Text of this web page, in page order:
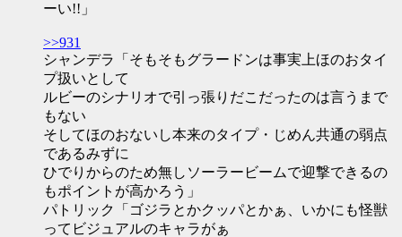
ーい!!」
>>931
シャンデラ「そもそもグラードンは事実上ほのおタイ
プ扱いとして
ルビーのシナリオで引っ張りだこだったのは言うまで
もない
そしてほのおないし本来のタイプ・じめん共通の弱点
であるみずに
ひでりからのため無しソーラービームで迎撃できるの
もポイントが高かろう」
パトリック「ゴジラとかクッパとかぁ、いかにも怪獣
ってビジュアルのキャラがぁ